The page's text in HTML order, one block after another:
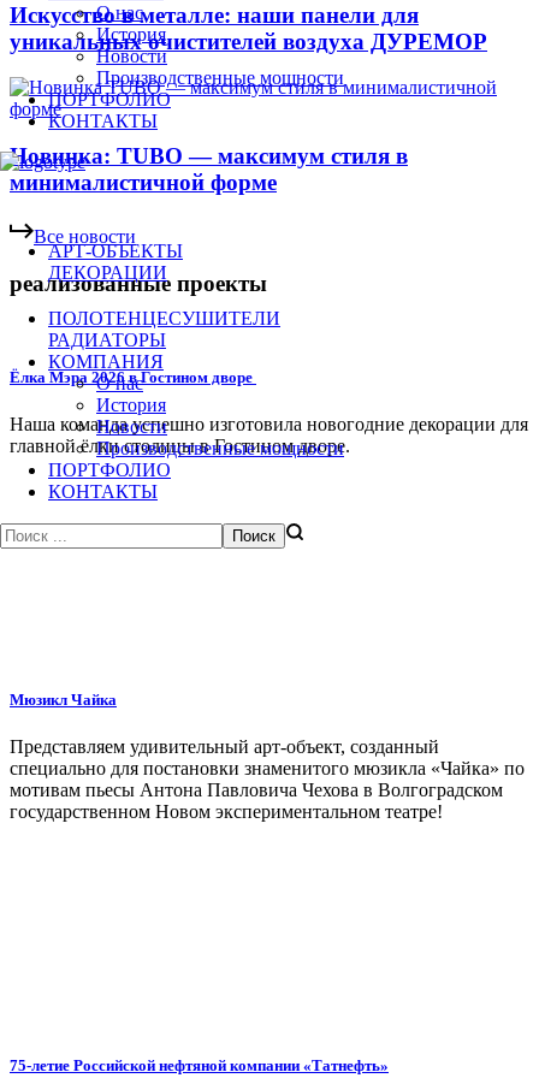
О нас
История
Новости
Производственные мощности
ПОРТФОЛИО
КОНТАКТЫ
АРТ-ОБЪЕКТЫ
ДЕКОРАЦИИ
ПОЛОТЕНЦЕСУШИТЕЛИ
РАДИАТОРЫ
КОМПАНИЯ
О нас
История
Новости
Производственные мощности
ПОРТФОЛИО
КОНТАКТЫ
Искусство в металле: наши панели для
уникальных очистителей воздуха ДУРЕМОР
Новинка: TUBO — максимум стиля в
минималистичной форме
Все новости
реализованные проекты
Ёлка Мэра 2026 в Гостином дворе
Наша команда успешно изготовила новогодние декорации для
главной ёлки столицы в Гостином дворе.
Мюзикл Чайка
Представляем удивительный арт-объект, созданный
специально для постановки знаменитого мюзикла «Чайка» по
мотивам пьесы Антона Павловича Чехова в Волгоградском
государственном Новом экспериментальном театре!
75-летие Российской нефтяной компании «Татнефть»